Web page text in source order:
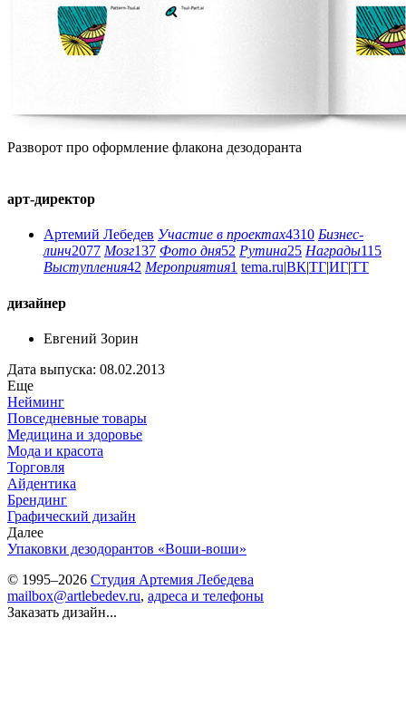
Разворот про оформление флакона дезодоранта
арт-директор
Артемий Лебедев Участие в проектах4310 Бизнес-
линч2077 Мозг137 Фото дня52 Рутина25 Награды115
Выступления42 Мероприятия1 tema.ru|ВК|ТГ|ИГ|ТТ
дизайнер
Евгений Зорин
Дата выпуска: 08.02.2013
Еще
Нейминг
Повседневные товары
Медицина и здоровье
Мода и красота
Торговля
Айдентика
Брендинг
Графический дизайн
Далее
Упаковки дезодорантов «Воши-воши»
© 1995–2026 Студия Артемия Лебедева
mailbox@artlebedev.ru, адреса и телефоны
Заказать дизайн...